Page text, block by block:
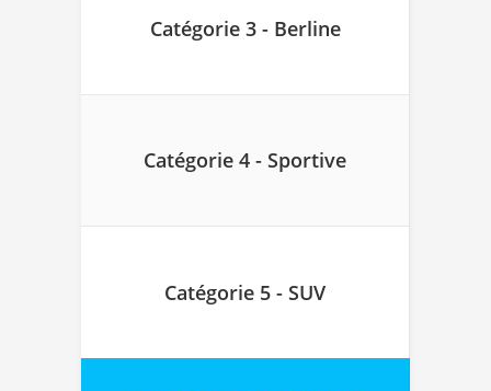
Catégorie 3 - Berline
Catégorie 4 - Sportive
Catégorie 5 - SUV